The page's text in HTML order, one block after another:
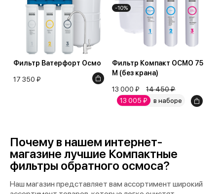
Фильтр Ватерфорт Осмо
17 350 ₽
Фильтр Компакт ОСМО 75
М (без крана)
13 000 ₽
14 450 ₽
13 005 ₽
в наборе
-10%
Почему в нашем интернет-
магазине лучшие Компактные
фильтры обратного осмоса?
Наш магазин представляет вам ассортимент широкий